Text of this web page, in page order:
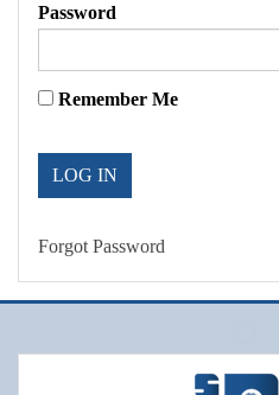
Password
Remember Me
Forgot Password